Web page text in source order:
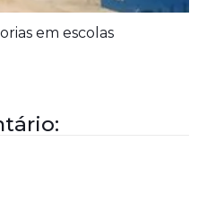
de Rádio com mais de